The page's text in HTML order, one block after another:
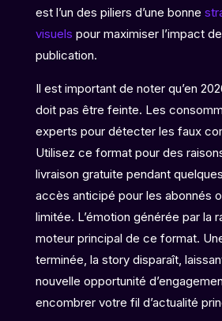
est l’un des piliers d’une bonne
visuels pour maximiser l’impact
publication.
Il est important de noter qu’en
doit pas être feinte. Les
experts pour détecter les faux
Utilisez ce format pour des
livraison gratuite pendant
accès anticipé pour les abonnés
limitée. L’émotion générée par la
moteur principal de ce format.
terminée, la story disparaît,
nouvelle opportunité
encombrer votre fil d’actualité